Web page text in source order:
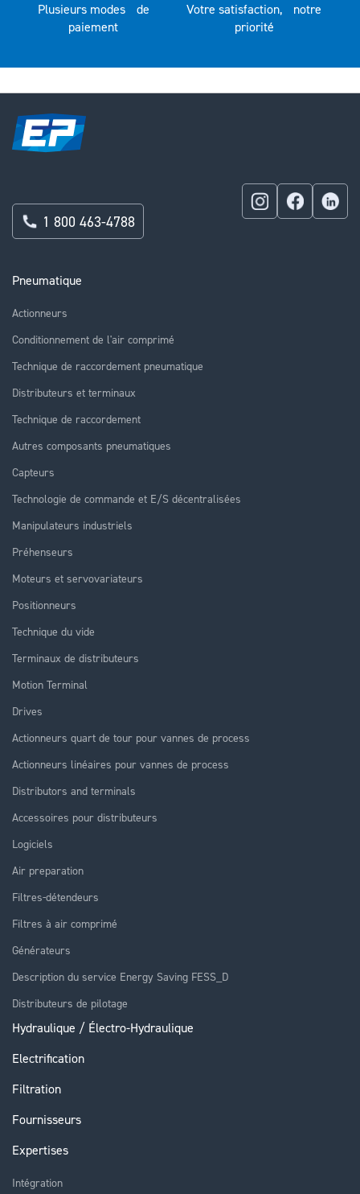
Plusieurs modes de
paiement
Votre satisfaction, notre
priorité
Pneumatique
Actionneurs
Conditionnement de l'air comprimé
Technique de raccordement pneumatique
Distributeurs et terminaux
Technique de raccordement
Autres composants pneumatiques
Capteurs
Technologie de commande et E/S décentralisées
Manipulateurs industriels
Préhenseurs
Moteurs et servovariateurs
Positionneurs
Technique du vide
Terminaux de distributeurs
Motion Terminal
Drives
Actionneurs quart de tour pour vannes de process
Actionneurs linéaires pour vannes de process
Distributors and terminals
Accessoires pour distributeurs
Logiciels
Air preparation
Filtres-détendeurs
Filtres à air comprimé
Générateurs
Description du service Energy Saving FESS_D
Distributeurs de pilotage
Hydraulique / Électro-Hydraulique
Electrification
Filtration
Fournisseurs
Expertises
Intégration
1 800 463-4788